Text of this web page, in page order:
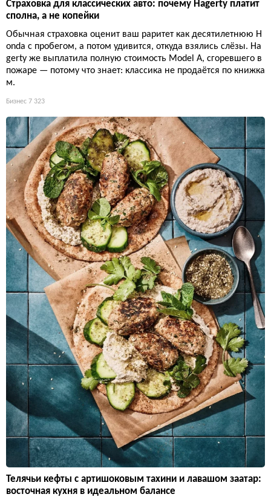
Страховка для классических авто: почему Hagerty платит
сполна, а не копейки
Обычная страховка оценит ваш раритет как десятилетнюю H
onda с пробегом, а потом удивится, откуда взялись слёзы. Ha
gerty же выплатила полную стоимость Model A, сгоревшего в
пожаре — потому что знает: классика не продаётся по книжка
м.
Бизнес 7 323
Телячьи кефты с артишоковым тахини и лавашом заатар:
восточная кухня в идеальном балансе